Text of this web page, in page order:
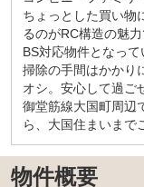
ちょっとした買い物
るのがRC構造の魅
BS対応物件となって
掃除の手間はかかり
オシ。安心して過ご
御堂筋線大国町周辺
ら、大国住まいまで
物件概要